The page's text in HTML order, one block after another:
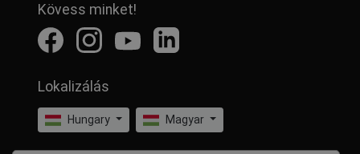
Kövess minket!
Lokalizálás
Hungary Magyar